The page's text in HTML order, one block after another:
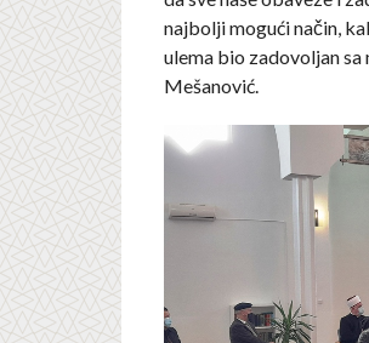
najbolji mogući način,
ulema bio zadovoljan sa
Mešanović.